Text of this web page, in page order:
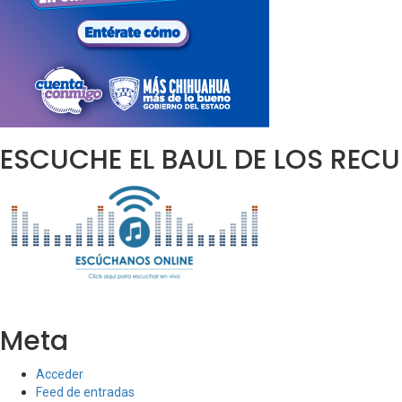
ESCUCHE EL BAUL DE LOS
Meta
Acceder
Feed de entradas